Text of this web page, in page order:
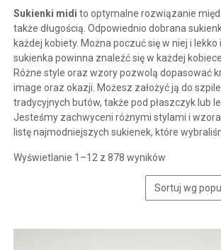
Sukienki midi to optymalne rozwiązanie
także długością. Odpowiednio dobrana
każdej kobiety. Można poczuć się w niej i lekko
sukienka powinna znaleźć się w każdej
Różne style oraz wzory pozwolą dopasować
image oraz okazji. Możesz założyć ją do
tradycyjnych butów, także pod płaszczyk lub
Jesteśmy zachwyceni różnymi stylami i
listę najmodniejszych sukienek, które
Wyświetlanie 1–12 z 878 wynikówPosortowane